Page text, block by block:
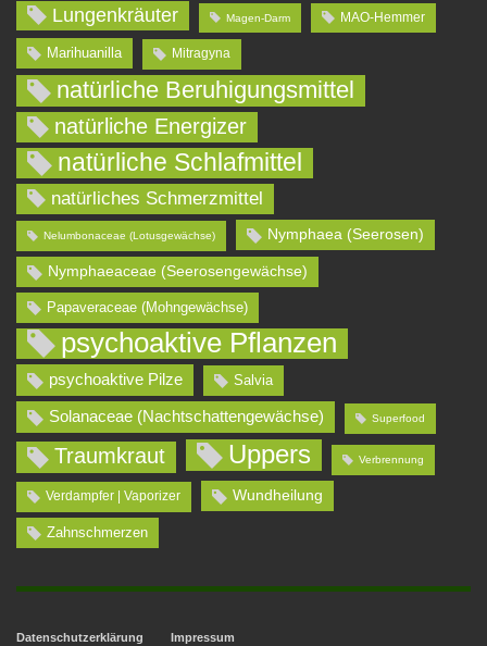
Lungenkräuter Magen-Darm MAO-Hemmer
Marihuanilla Mitragyna
natürliche Beruhigungsmittel
natürliche Energizer
natürliche Schlafmittel
natürliches Schmerzmittel
Nelumbonaceae (Lotusgewächse) Nymphaea (Seerosen)
Nymphaeaceae (Seerosengewächse)
Papaveraceae (Mohngewächse)
psychoaktive Pflanzen
psychoaktive Pilze Salvia
Solanaceae (Nachtschattengewächse) Superfood
Traumkraut Uppers Verbrennung
Verdampfer | Vaporizer Wundheilung
Zahnschmerzen
Datenschutzerklärung Impressum